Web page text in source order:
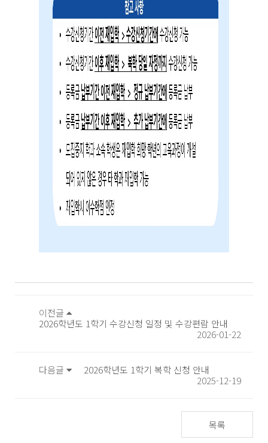
이전글
2026학년도 1학기 수강신청 일정 및 수강편람 안내
2026-01-22
다음글
2026학년도 1학기 복학 신청 안내
2025-12-19
목록